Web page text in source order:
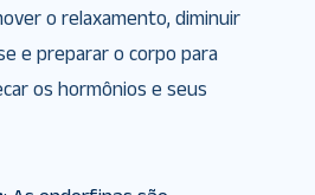
o relaxamento, diminuir
e preparar o corpo para
os hormônios e seus